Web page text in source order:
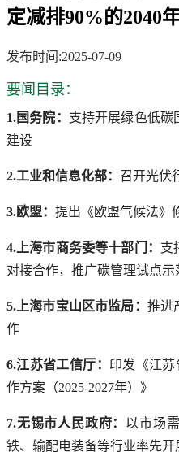
定减排90%的2040
发布时间 :2025-07-09
要闻目录：
1.国务院： 支持开展绿色低碳
建设
2.工业和信息化部： 召开光伏
3.欧盟： 提出《欧盟气候法》
4.上海市商务委等十部门： 支
对接合作，推广碳管理试点示
5.上海市宝山区市监局： 推进
作
6.江苏省工信厅： 印发《江
作方案（2025-2027年）》
7.无锡市人民政府： 以市场
铁、输配电装备等行业率先开